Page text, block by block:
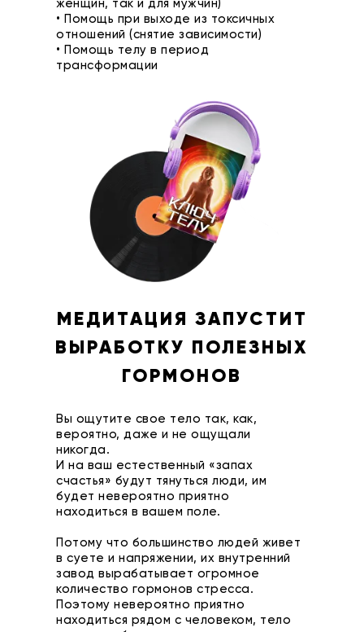
Вы ощутите свое тело так, как,
вероятно, даже и не ощущали
никогда.
И на ваш естественный «запах
счастья» будут тянуться люди, им
будет невероятно приятно
находиться в вашем поле.
Потому что большинство людей живет
в суете и напряжении, их внутренний
завод вырабатывает огромное
количество гормонов стресса.
Поэтому невероятно приятно
находиться рядом с человеком, тело
МЕДИТАЦИЯ ЗАПУСТИТ
ВЫРАБОТКУ ПОЛЕЗНЫХ
ГОРМОНОВ
женщин, так и для мужчин)
• Помощь при выходе из токсичных
отношений (снятие зависимости)
• Помощь телу в период
трансформации